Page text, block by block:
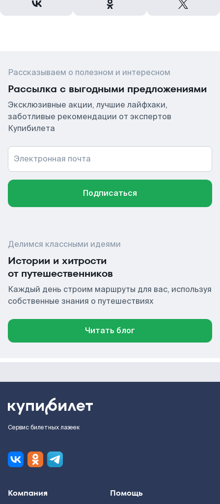
Рассказываем о полезном и интересном
Рассылка с выгодными предложениями
Эксклюзивные акции, лучшие лайфхаки,
заботливые рекомендации от экспертов
Купибилета
Электронная почта
Подписаться
Делимся классными идеями
Истории и хитрости
от путешественников
Каждый день строим маршруты для вас, используя
собственные знания о путешествиях
Читать блог
Сервис билетных лазеек
Компания Помощь